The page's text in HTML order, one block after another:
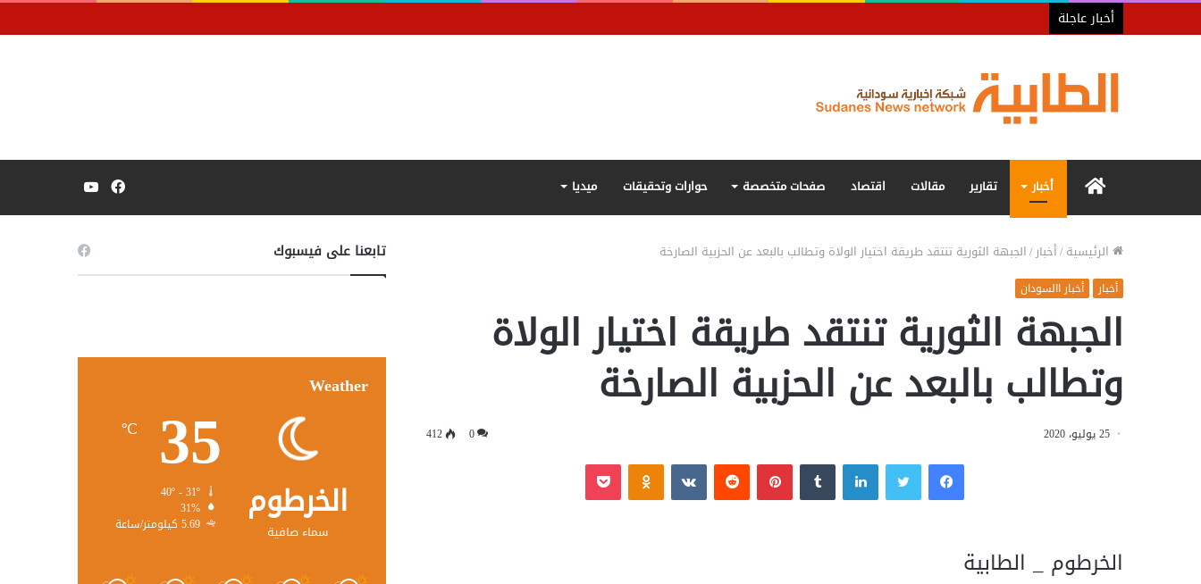
أخبار عاجلة
الرئيسيةأخبار تقارير مقالات اقتصاد صفحات متخصصة حوارات وتحقيقات ميديا فيسبوك
الرئيسية/أخبار/الجبهة الثورية تنتقد طريقة اختيار الولاة وتطالب بالبعد عن الحزبية الصارخة
أخبار أخبار االسودان
الجبهة الثورية تنتقد طريقة اختيار الولاة
وتطالب بالبعد عن الحزبية الصارخة
25 يوليو، 2020 0
412
فيسبوك لينكدإن بينتيريست
الخرطوم _ الطابية
تابعنا على فيسبوك
Weather
الخرطوم
سماء صافية
35
℃
31%
5.69 كيلومتر/ساعة